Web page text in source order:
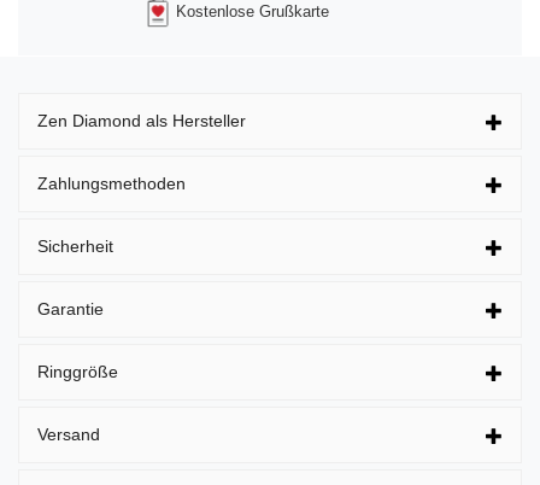
Kostenlose Grußkarte
Zen Diamond als Hersteller
Zahlungsmethoden
Sicherheit
Garantie
Ringgröße
Versand